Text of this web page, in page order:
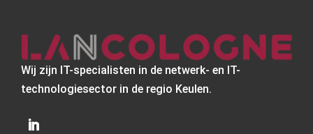
Wij zijn IT-specialisten in de netwerk- en IT-
technologiesector in de regio Keulen.